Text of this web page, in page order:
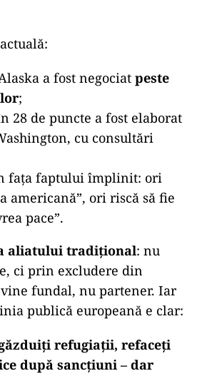
a fost negociat peste
;
28 de puncte a fost elaborat
cu consultări
fața faptului împlinit: ori
americană”, ori riscă să fie
pace”.
aliatului tradițional: nu
ci prin excludere din
fundal, nu partener. Iar
publică europeană e clar:
refugiații, refaceți
după sancțiuni – dar